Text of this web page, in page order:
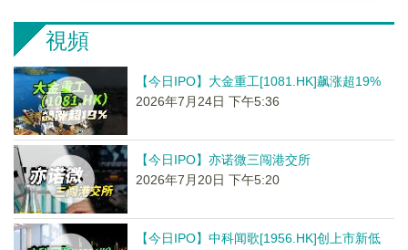
視頻
【今日IPO】大金重工[1081.HK]飙涨超19%
2026年7月24日 下午5:36
【今日IPO】亦诺微三闯港交所
2026年7月20日 下午5:20
【今日IPO】中科闻歌[1956.HK]创上市新低